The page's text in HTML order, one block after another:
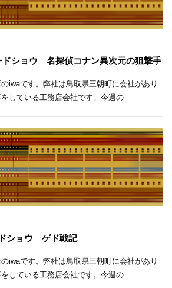
ドショウ 名探偵コナン異次元の狙撃手
iwaです。弊社は鳥取県三朝町に会社があり
している工務店会社です。今週の
ショウ ゲド戦記
iwaです。弊社は鳥取県三朝町に会社があり
している工務店会社です。今週の